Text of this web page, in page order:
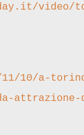
video/
10/a-